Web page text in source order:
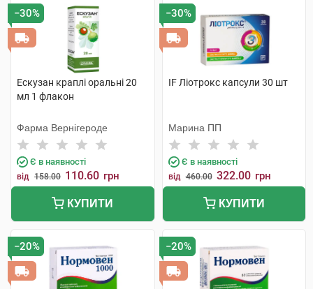
−30%
Ескузан краплі оральні 20
мл 1 флакон
Фарма Вернігероде
Є в наявності
від 158.00 110.60 грн
КУПИТИ
−30%
IF Ліотрокс капсули 30 шт
Марина ПП
Є в наявності
від 460.00 322.00 грн
КУПИТИ
−20% −20%